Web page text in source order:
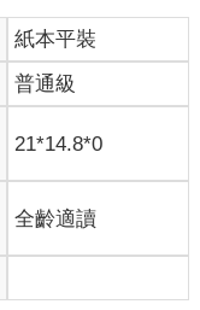
紙本平裝
普通級
21*14.8*0
全齡適讀